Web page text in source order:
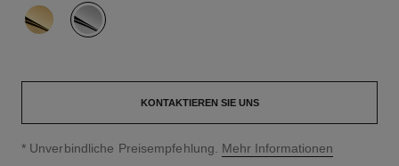
variante (2)
KONTAKTIEREN SIE UNS
↩
* Unverbindliche Preisempfehlung. Mehr Informationen